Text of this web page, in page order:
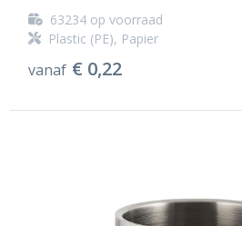
63234op voorraad
Plastic (PE), Papier
vanaf € 0,22